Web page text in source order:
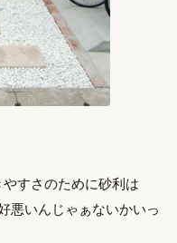
すさのために砂利は
悪いんじゃぁないかいっ